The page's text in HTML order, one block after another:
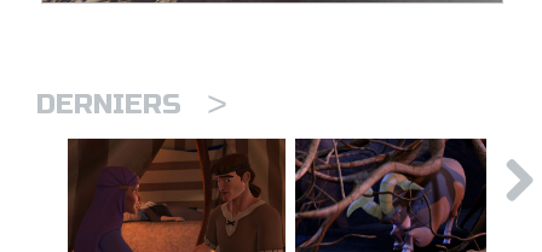
DERNIERS >